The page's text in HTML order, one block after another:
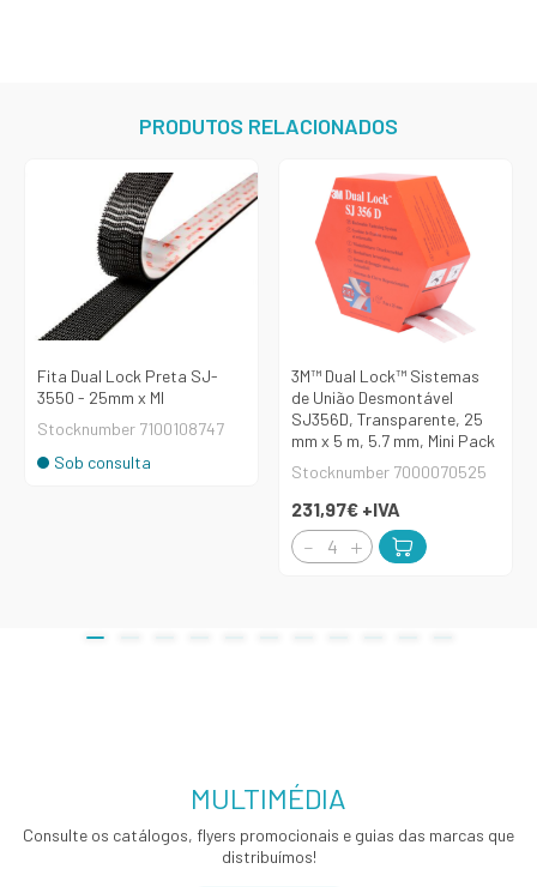
PRODUTOS RELACIONADOS
Fita Dual Lock Preta SJ-
3550 - 25mm x Ml
Stocknumber 7100108747
Sob consulta
3M™ Dual Lock™ Sistemas
de União Desmontável
SJ356D, Transparente, 25
mm x 5 m, 5.7 mm, Mini Pack
Stocknumber 7000070525
231,97€ +IVA
MULTIMÉDIA
Consulte os catálogos, flyers promocionais e guias das marcas que
distribuímos!